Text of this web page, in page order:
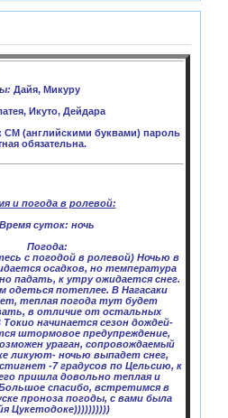
Дайя, Микуру
Икуто, Дейдара
CM (английскими буквами) пароль
обязательна.
и погода в ролевой:
Время суток: ночь
Погода:
с погодой в ролевой) Ночью в
осадков, но температура
падать, к утру ожидается снег.
одеться потеплее. В Нагасаки
теплая погода тут будет
в отличие от остальных
начинается сезон дождей-
штормовое предупреждение,
ураган, сопровождаемый
ликуют- ночью выпадет снег,
-7 градусов по Цельсию, к
пришла довольно теплая и
спасибо, встретимся в
проноза погоды, с вами была
Цукетодоке))))))))))